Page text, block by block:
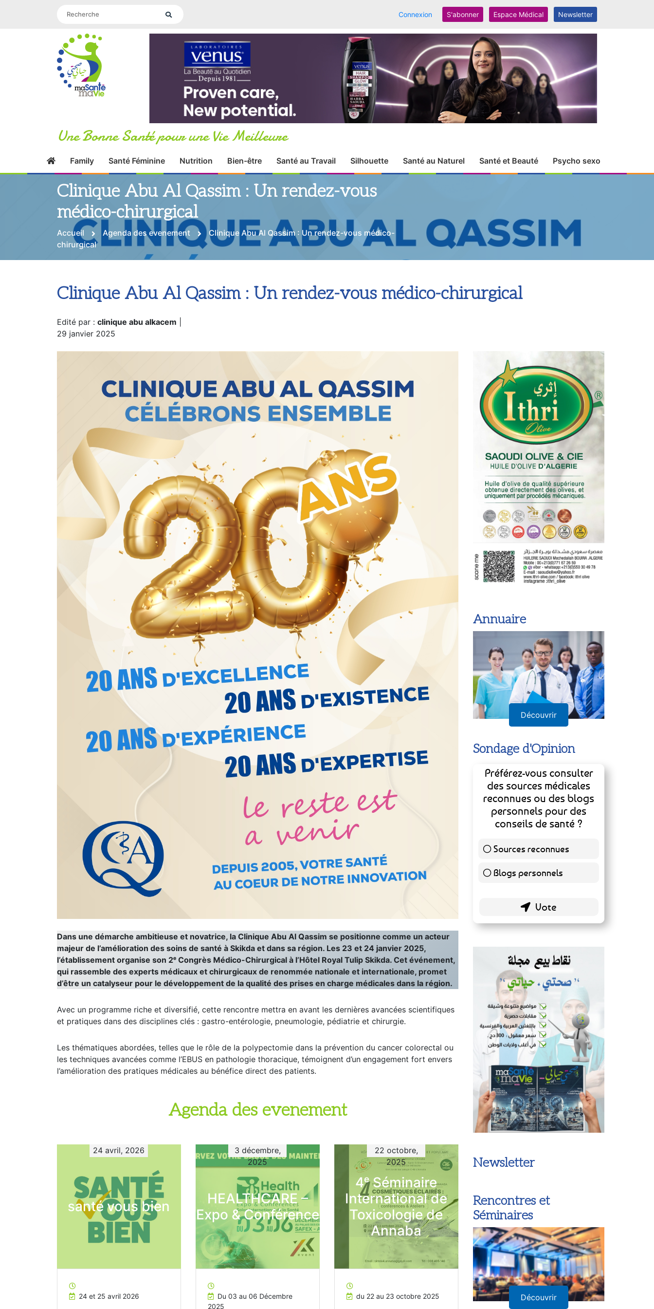
Connexion S'abonner Espace Médical Newsletter
Une Bonne Santé pour une Vie Meilleure
Family Santé Féminine Nutrition Bien-être Santé au Travail Silhouette Santé au Naturel Santé et Beauté Psycho sexo
Clinique Abu Al Qassim : Un rendez-vous
médico-chirurgical
Accueil Agenda des evenement
Clinique Abu Al Qassim : Un rendez-vous médico-
chirurgical
Clinique Abu Al Qassim : Un rendez-vous médico-chirurgical
Edité par : clinique abu alkacem
29 janvier 2025
Dans une démarche ambitieuse et novatrice, la Clinique Abu Al Qassim se positionne comme un acteur
majeur de l’amélioration des soins de santé à Skikda et dans sa région. Les 23 et 24 janvier 2025,
l’établissement organise son 2ᵉ Congrès Médico-Chirurgical à l’Hôtel Royal Tulip Skikda. Cet événement,
qui rassemble des experts médicaux et chirurgicaux de renommée nationale et internationale, promet
d’être un catalyseur pour le développement de la qualité des prises en charge médicales dans la région.
Avec un programme riche et diversifié, cette rencontre mettra en avant les dernières avancées scientifiques
et pratiques dans des disciplines clés : gastro-entérologie, pneumologie, pédiatrie et chirurgie.
Les thématiques abordées, telles que le rôle de la polypectomie dans la prévention du cancer colorectal ou
les techniques avancées comme l’EBUS en pathologie thoracique, témoignent d’un engagement fort envers
l’amélioration des pratiques médicales au bénéfice direct des patients.
Agenda des evenement
24 avril, 2026
santé vous bien
24 et 25 avril 2026
3 décembre,
2025
HEALTHCARE –
Expo & Conférence
Du 03 au 06 Décembre
2025
22 octobre,
2025
4ᵉ Séminaire
International de
Toxicologie de
Annaba
du 22 au 23 octobre 2025
Annuaire
Découvrir
Sondage d'Opinion
Préférez-vous consulter
des sources médicales
reconnues ou des blogs
personnels pour des
conseils de santé ?
Sources reconnues
140 ( 73.3 % )
Blogs personnels51 ( 26.7 % )
Newsletter
Rencontres et
Séminaires
Découvrir